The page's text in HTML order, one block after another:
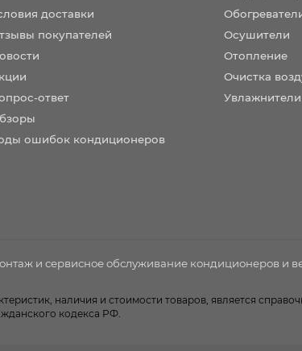
доставки
покупателей
ответ
ошибок кондиционеров
Осушители
Отопление
Очистка
и сервисное обслуживание кондиционеров и
наличия и стоимости товаров, является
кодекса РФ.